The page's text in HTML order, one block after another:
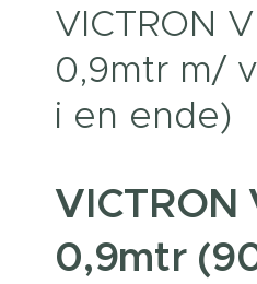
VICTRON
0,9mtr m/
i en ende)
0,9mtr